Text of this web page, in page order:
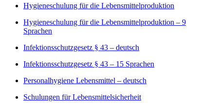
Hygieneschulung für die Lebensmittelproduktion
Hygieneschulung für die Lebensmittelproduktion – 9
Sprachen
Infektionsschutzgesetz § 43 – deutsch
Infektionsschutzgesetz § 43 – 15 Sprachen
Personalhygiene Lebensmittel – deutsch
Schulungen für Lebensmittelsicherheit